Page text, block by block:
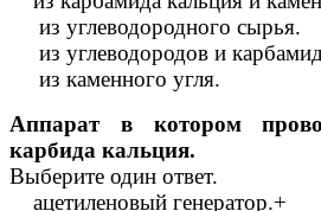
из углеводородного сырья.
из углеводородов и
из каменного угля.
Аппарат в котором
карбида кальция.
Выберите один ответ.
ацетиленовый генератор.+